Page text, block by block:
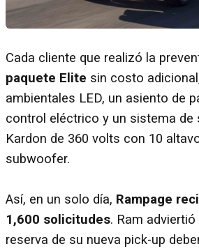
Cada cliente que realizó la
paquete Elite sin costo
ambientales LED, un asiento de
control eléctrico y un sistema de
Kardon de 360 volts con 10
subwoofer.
Así, en un solo día, Rampage
1,600 solicitudes. Ram
reserva de su nueva pick-up